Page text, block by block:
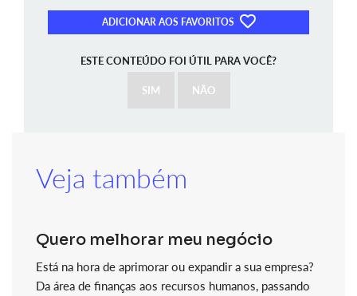
ADICIONAR AOS FAVORITOS
ESTE CONTEÚDO FOI ÚTIL PARA VOCÊ?
SIM NÃO
Veja também
Quero melhorar meu negócio
Está na hora de aprimorar ou expandir a sua empresa?
Da área de finanças aos recursos humanos, passando